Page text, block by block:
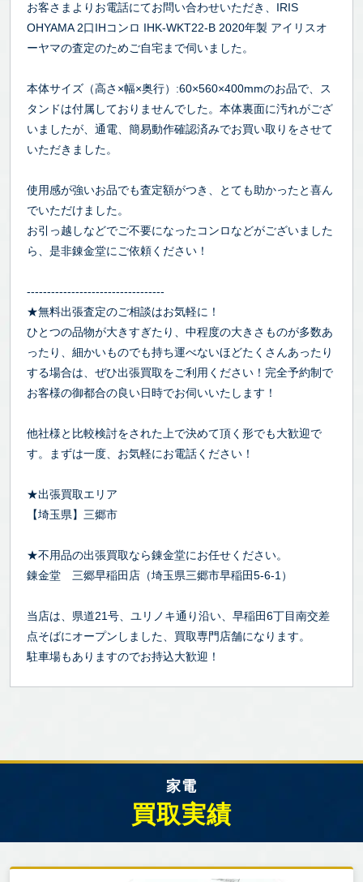
お客さまよりお電話にてお問い合わせいただき、IRIS
OHYAMA 2口IHコンロ IHK-WKT22-B 2020年製 アイリスオ
ーヤマの査定のためご自宅まで伺いました。
本体サイズ（高さ×幅×奥行）:60×560×400mmのお品で、ス
タンドは付属しておりませんでした。本体裏面に汚れがござ
いましたが、通電、簡易動作確認済みでお買い取りをさせて
いただきました。
使用感が強いお品でも査定額がつき、とても助かったと喜ん
でいただけました。
お引っ越しなどでご不要になったコンロなどがございました
ら、是非錬金堂にご依頼ください！
----------------------------------
★無料出張査定のご相談はお気軽に！
ひとつの品物が大きすぎたり、中程度の大きさものが多数あ
ったり、細かいものでも持ち運べないほどたくさんあったり
する場合は、ぜひ出張買取をご利用ください！完全予約制で
お客様の御都合の良い日時でお伺いいたします！
他社様と比較検討をされた上で決めて頂く形でも大歓迎で
す。まずは一度、お気軽にお電話ください！
★出張買取エリア
【埼玉県】三郷市
★不用品の出張買取なら錬金堂にお任せください。
錬金堂 三郷早稲田店（埼玉県三郷市早稲田5-6-1）
当店は、県道21号、ユリノキ通り沿い、早稲田6丁目南交差
点そばにオープンしました、買取専門店舗になります。
駐車場もありますのでお持込大歓迎！
家電
買取実績